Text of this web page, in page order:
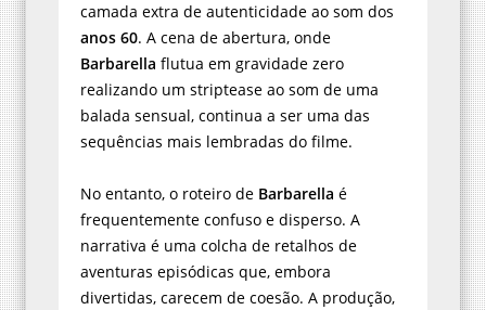
camada extra de autenticidade ao som dos
anos 60. A cena de abertura, onde
Barbarella flutua em gravidade zero
realizando um striptease ao som de uma
balada sensual, continua a ser uma das
sequências mais lembradas do filme.
No entanto, o roteiro de Barbarella é
frequentemente confuso e disperso. A
narrativa é uma colcha de retalhos de
aventuras episódicas que, embora
divertidas, carecem de coesão. A produção,